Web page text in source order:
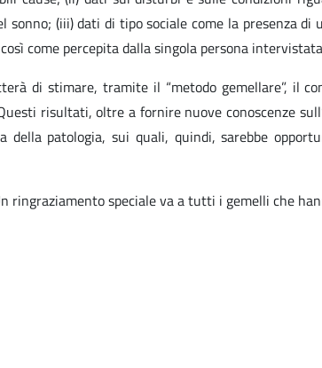
(iii) dati di tipo sociale come la presenza
come percepita dalla singola persona
di stimare, tramite il “metodo gemellare”, il
risultati, oltre a fornire nuove conoscenze
della patologia, sui quali, quindi, sarebbe
speciale va a tutti i gemelli che